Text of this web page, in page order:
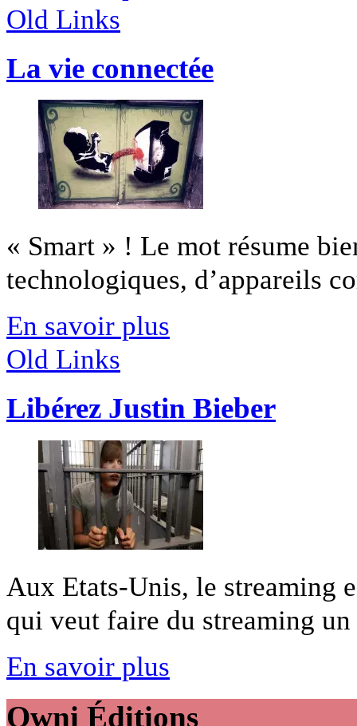
Old Links
La vie connectée
« Smart » ! Le mot résume
technologiques, d’appareils
En savoir plus
Old Links
Libérez Justin Bieber
Aux Etats-Unis, le streaming
qui veut faire du streaming
En savoir plus
Owni Éditions